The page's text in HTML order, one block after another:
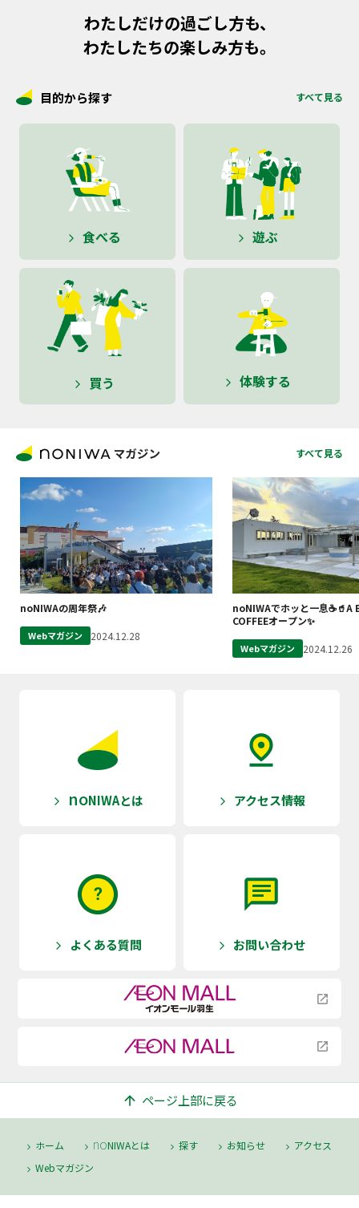
わたしだけの過ごし方も、
わたしたちの楽しみ方も。
目的から探す すべて見る
arrow_forward_ios 食べる arrow_forward_ios 遊ぶ
arrow_forward_ios 買う arrow_forward_ios 体験する
すべて見る
noNIWAの周年祭🎶
Webマガジン 2024.12.28
noNIWAでホッと一息☕🥤A
COFFEEオープン✨
Webマガジン 2024.12.26
arrow_forward_ios noNIWAとは arrow_forward_ios アクセス情報
arrow_forward_ios よくある質問 arrow_forward_ios お問い合わせ
launch
launch
arrow_upward ページ上部に戻る
ホーム noNIWAとは 探す お知らせ アクセス
Webマガジン